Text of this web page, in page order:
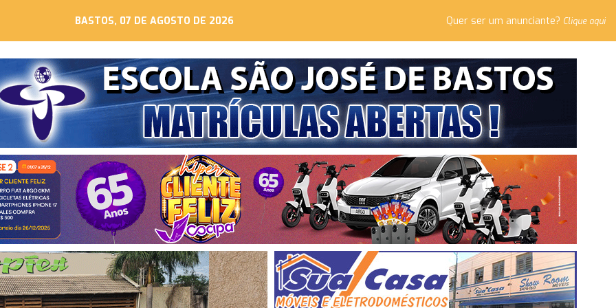
BASTOS, 07 DE AGOSTO DE 2026 Quer ser um anunciante? Clique aqui